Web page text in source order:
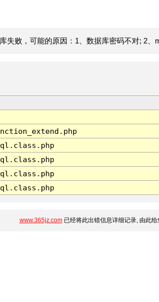
失败，可能的原因：1、数据库密码不对; 2、
www.365jz.com已经将此出错信息详细记录, 由此